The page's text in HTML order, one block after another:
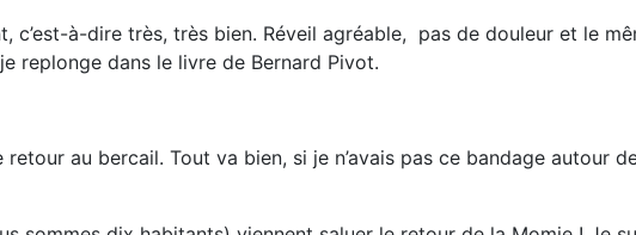
c’est-à-dire très, très bien. Réveil agréable, pas de douleur et le
replonge dans le livre de Bernard Pivot.
au bercail. Tout va bien, si je n’avais pas ce bandage autour